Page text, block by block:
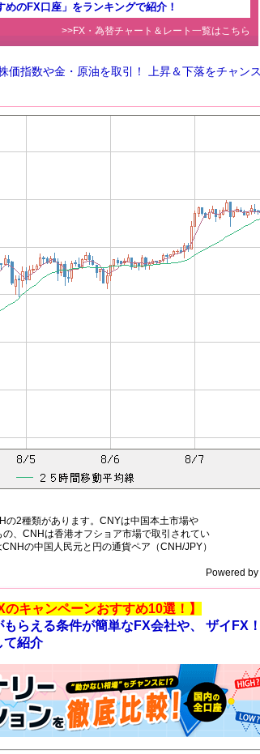
めのFX口座」をランキングで紹介！
>>FX・為替チャート＆レート一覧はこちら
価指数や金・原油を取引！ 上昇＆下落をチャンス
2種類があります。CNYは中国本土市場や
、CNHは香港オフショア市場で取引されてい
の中国人民元と円の通貨ペア（CNH/JPY）
Powered by
キャンペーンおすすめ10選！】
らえる条件が簡単なFX会社や、 ザイFX
て紹介